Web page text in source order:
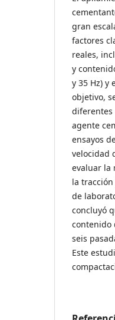
gran
factores
reales,
y
y 35 Hz) y
objetivo,
diferentes
agente
ensayos
velocidad
evaluar la
la
de
concluyó
contenido
seis
Este